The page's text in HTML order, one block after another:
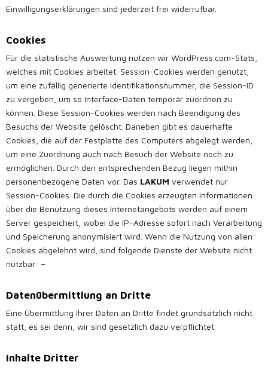
Einwilligungserklärungen sind jederzeit frei widerrufbar.
Cookies
Für die statistische Auswertung nutzen wir WordPress.com-Stats,
welches mit Cookies arbeitet. Session-Cookies werden genutzt,
um eine zufällig generierte Identifikationsnummer, die Session-ID
zu vergeben, um so Interface-Daten temporär zuordnen zu
können. Diese Session-Cookies werden nach Beendigung des
Besuchs der Website gelöscht. Daneben gibt es dauerhafte
Cookies, die auf der Festplatte des Computers abgelegt werden,
um eine Zuordnung auch nach Besuch der Website noch zu
ermöglichen. Durch den entsprechenden Bezug liegen mithin
personenbezogene Daten vor. Das LAKUM verwendet nur
Session-Cookies. Die durch die Cookies erzeugten Informationen
über die Benutzung dieses Internetangebots werden auf einem
Server gespeichert, wobei die IP-Adresse sofort nach Verarbeitung
und Speicherung anonymisiert wird. Wenn die Nutzung von allen
Cookies abgelehnt wird, sind folgende Dienste der Website nicht
nutzbar: –
Datenübermittlung an Dritte
Eine Übermittlung Ihrer Daten an Dritte findet grundsätzlich nicht
statt, es sei denn, wir sind gesetzlich dazu verpflichtet.
Inhalte Dritter